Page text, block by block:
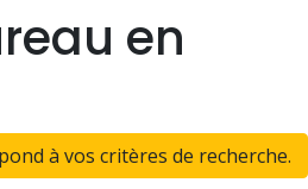
en
à vos critères de recherche.